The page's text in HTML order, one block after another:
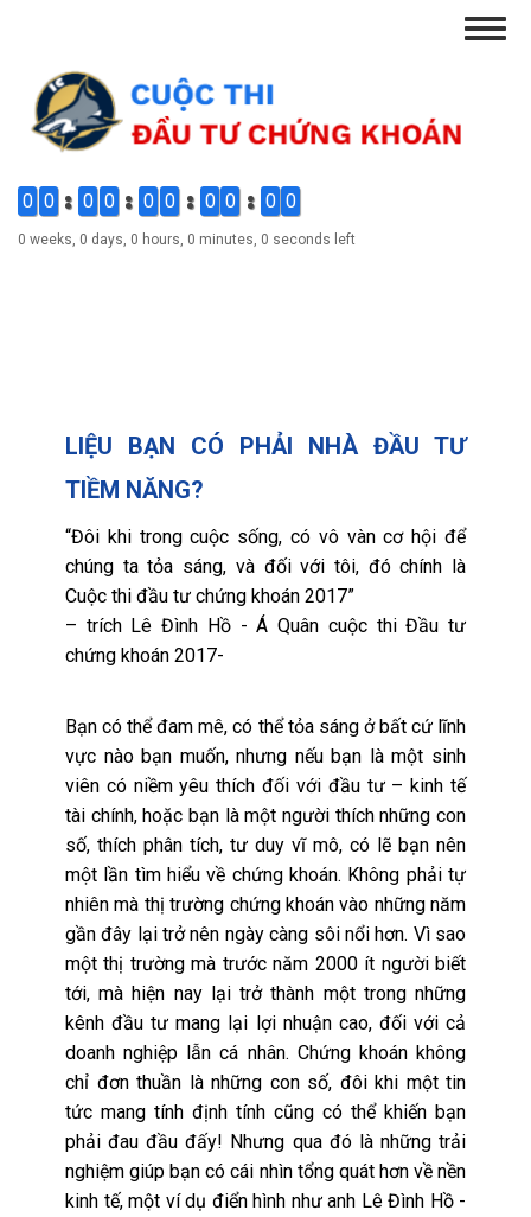
content
0 0 0 0 0 0 0 0 0 0
0 weeks, 0 days, 0 hours, 0 minutes, 0 seconds left
LIỆU BẠN CÓ PHẢI NHÀ ĐẦU TƯ
TIỀM NĂNG?
“Đôi khi trong cuộc sống, có vô vàn cơ hội để
chúng ta tỏa sáng, và đối với tôi, đó chính là
Cuộc thi đầu tư chứng khoán 2017”
– trích Lê Đình Hồ - Á Quân cuộc thi Đầu tư
chứng khoán 2017-
Bạn có thể đam mê, có thể tỏa sáng ở bất cứ lĩnh
vực nào bạn muốn, nhưng nếu bạn là một sinh
viên có niềm yêu thích đối với đầu tư – kinh tế
tài chính, hoặc bạn là một người thích những con
số, thích phân tích, tư duy vĩ mô, có lẽ bạn nên
một lần tìm hiểu về chứng khoán. Không phải tự
nhiên mà thị trường chứng khoán vào những năm
gần đây lại trở nên ngày càng sôi nổi hơn. Vì sao
một thị trường mà trước năm 2000 ít người biết
tới, mà hiện nay lại trở thành một trong những
kênh đầu tư mang lại lợi nhuận cao, đối với cả
doanh nghiệp lẫn cá nhân. Chứng khoán không
chỉ đơn thuần là những con số, đôi khi một tin
tức mang tính định tính cũng có thể khiến bạn
phải đau đầu đấy! Nhưng qua đó là những trải
nghiệm giúp bạn có cái nhìn tổng quát hơn về nền
kinh tế, một ví dụ điển hình như anh Lê Đình Hồ -